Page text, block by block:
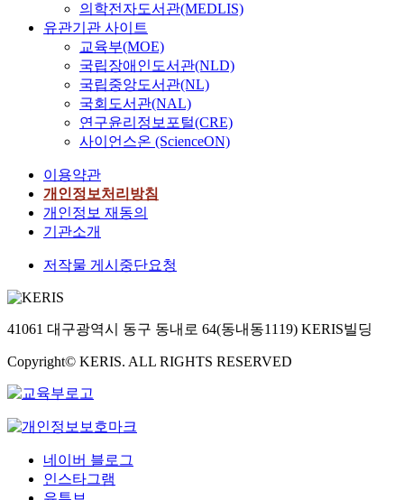
의학전자도서관(MEDLIS)
유관기관 사이트
교육부(MOE)
국립장애인도서관(NLD)
국립중앙도서관(NL)
국회도서관(NAL)
연구윤리정보포털(CRE)
사이언스온 (ScienceON)
이용약관
개인정보처리방침
개인정보 재동의
기관소개
저작물 게시중단요청
41061 대구광역시 동구 동내로 64(동내동1119) KERIS빌딩
Copyright© KERIS. ALL RIGHTS RESERVED
네이버 블로그
인스타그램